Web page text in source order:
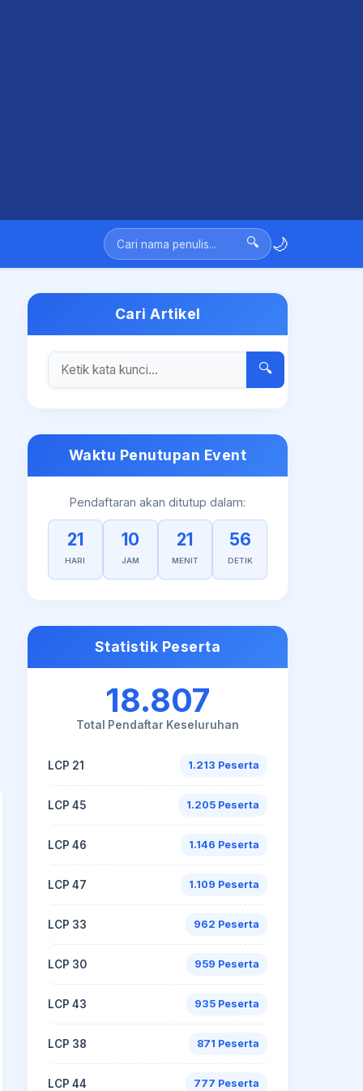
🔍 🌙
Cari Artikel
🔍
Waktu Penutupan Event
Pendaftaran akan ditutup dalam:
21
HARI
10
JAM
21
MENIT
56
DETIK
Statistik Peserta
18.807
Total Pendaftar Keseluruhan
LCP 21 1.213 Peserta
LCP 45 1.205 Peserta
LCP 46 1.146 Peserta
LCP 47 1.109 Peserta
LCP 33 962 Peserta
LCP 30 959 Peserta
LCP 43 935 Peserta
LCP 38 871 Peserta
LCP 44 777 Peserta